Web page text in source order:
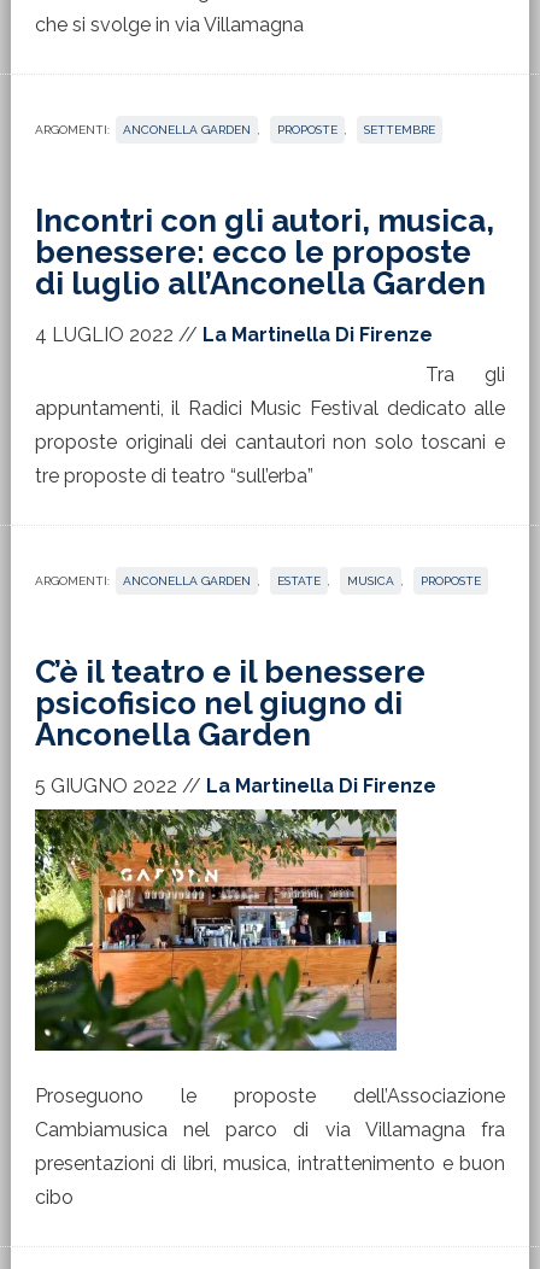
che si svolge in via Villamagna
ARGOMENTI: ANCONELLA GARDEN PROPOSTE SETTEMBRE
Incontri con gli autori, musica,
benessere: ecco le proposte
di luglio all’Anconella Garden
4 LUGLIO 2022 // La Martinella Di Firenze
Tra gli
appuntamenti, il Radici Music Festival dedicato alle
proposte originali dei cantautori non solo toscani e
tre proposte di teatro “sull’erba”
ARGOMENTI: ANCONELLA GARDEN ESTATE MUSICA PROPOSTE
C’è il teatro e il benessere
psicofisico nel giugno di
Anconella Garden
5 GIUGNO 2022 // La Martinella Di Firenze
Proseguono le proposte dell’Associazione
Cambiamusica nel parco di via Villamagna fra
presentazioni di libri, musica, intrattenimento e buon
cibo